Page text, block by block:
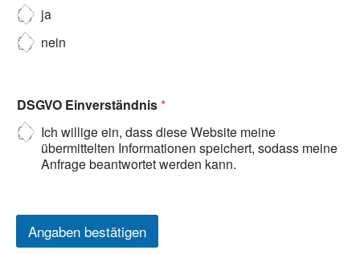
ja
nein
DSGVO Einverständnis*
Ich willige ein, dass diese Website meine
übermittelten Informationen speichert, sodass meine
Anfrage beantwortet werden kann.
Angaben bestätigen